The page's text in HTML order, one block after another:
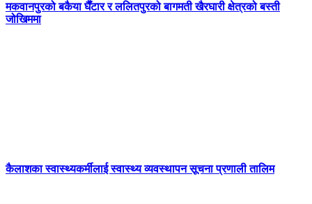
मकवानपुरको बकैया घैँटार र ललितपुरको बागमती खैरघारी क्षेत्रको बस्ती
जोखिममा
कैलाशका स्वास्थ्यकर्मीलाई स्वास्थ्य व्यवस्थापन सूचना प्रणाली तालिम